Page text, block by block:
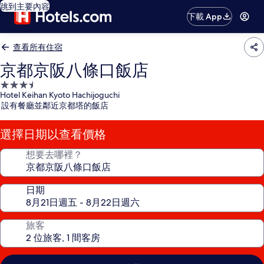
跳到主要內容
下載 App
查看所有住宿
京都京阪八條口飯店
3.5
星
級
住
宿
Hotel Keihan Kyoto Hachijoguchi
設有餐廳並鄰近京都塔的飯店
選擇日期以查看價格
想要去哪裡？
日期
旅客